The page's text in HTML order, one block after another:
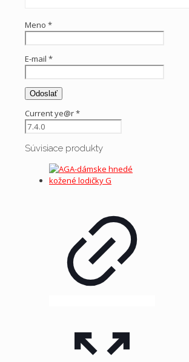
Meno *
E-mail *
Current ye@r*
Súvisiace produkty